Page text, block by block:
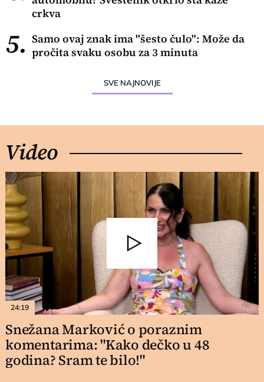
crkva
5. Samo ovaj znak ima "šesto čulo": Može da
pročita svaku osobu za 3 minuta
SVE NAJNOVIJE
Video
24:19
Snežana Marković o poraznim
komentarima: "Kako dečko u 48
godina? Sram te bilo!"